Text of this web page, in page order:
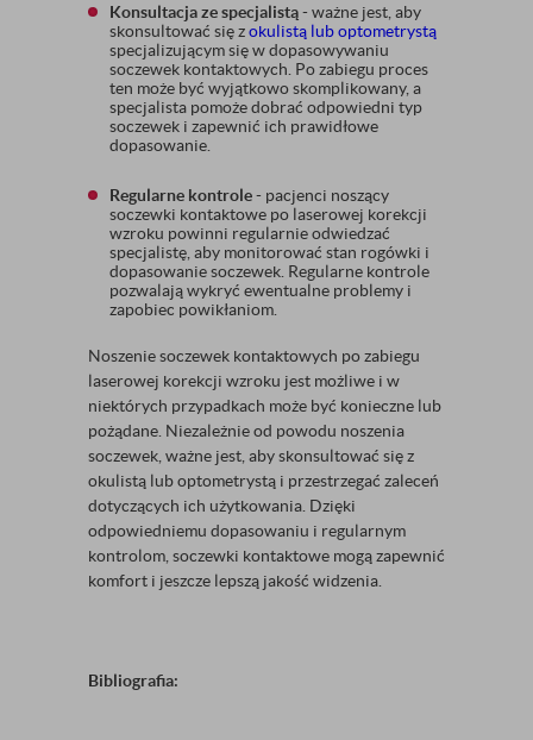
Konsultacja ze specjalistą- ważne jest, aby
skonsultować się zokulistą lub optometrystą
specjalizującym się w dopasowywaniu
soczewek kontaktowych. Po zabiegu proces
ten może być wyjątkowo skomplikowany, a
specjalista pomoże dobrać odpowiedni typ
soczewek i zapewnić ich prawidłowe
dopasowanie.
Regularne kontrole- pacjenci noszący
soczewki kontaktowe po laserowej korekcji
wzroku powinni regularnie odwiedzać
specjalistę, aby monitorować stan rogówki i
dopasowanie soczewek. Regularne kontrole
pozwalają wykryć ewentualne problemy i
zapobiec powikłaniom.
Noszenie soczewek kontaktowych po zabiegu
laserowej korekcji wzroku jest możliwe i w
niektórych przypadkach może być konieczne lub
pożądane. Niezależnie od powodu noszenia
soczewek, ważne jest, aby skonsultować się z
okulistą lub optometrystą i przestrzegać zaleceń
dotyczących ich użytkowania. Dzięki
odpowiedniemu dopasowaniu i regularnym
kontrolom, soczewki kontaktowe mogą zapewnić
komfort i jeszcze lepszą jakość widzenia.
Bibliografia: